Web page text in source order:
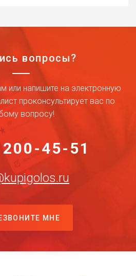
вопросы?
или напишите на электронную
проконсультирует вас по
вопросу!
45-51
МНЕ